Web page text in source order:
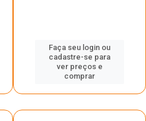
Faça seu login ou
cadastre-se para
ver preços e
comprar